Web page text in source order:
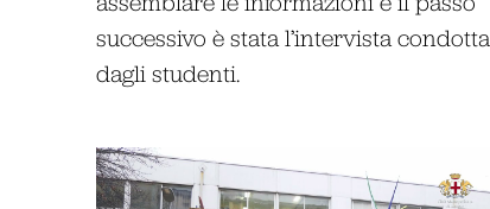
successivo è stata l’intervista condotta
dagli studenti.